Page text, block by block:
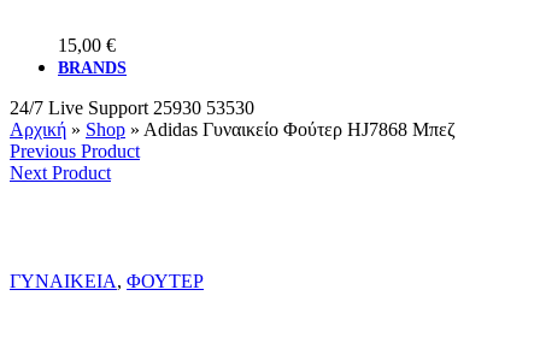
15,00 €
BRANDS
24/7 Live Support 25930 53530
Αρχική » Shop » Adidas Γυναικείο Φούτερ HJ7868 Μπεζ
Previous Product
Next Product
ΓΥΝΑΙΚΕΙΑ, ΦΟΥΤΕΡ